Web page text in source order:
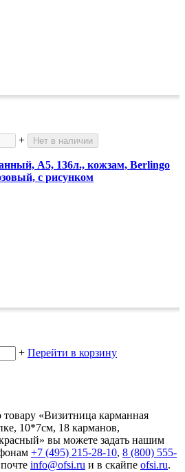
+ Нет в наличии
А5, 136л., кожзам, Berlingo
с рисунком
+ Перейти в корзину
«Визитница карманная
10*7см, 18 карманов,
вы можете задать нашим
+7 (495) 215-28-10, 8 (800) 555-
info@ofsi.ru и в скайпе ofsi.ru.